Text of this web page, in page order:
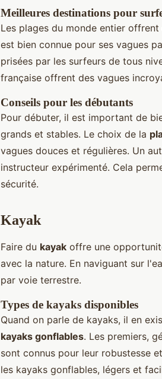
Meilleures destinations pour
Les plages du monde entier
est bien connue pour ses vagues
prisées par les surfeurs de tous
française offrent des vagues
Conseils pour les débutants
Pour débuter, il est important de
grands et stables. Le choix de la
vagues douces et régulières. Un
instructeur expérimenté. Cela
sécurité.
Kayak
Faire du kayak offre une
avec la nature. En naviguant sur
par voie terrestre.
Types de kayaks disponibles
Quand on parle de kayaks, il en
kayaks gonflables. Les premiers,
sont connus pour leur robustesse
les kayaks gonflables, légers et